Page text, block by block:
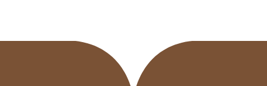
biệt an toàn cho trẻ nhỏ và người già.
– tăng sự thoải mái khi di chuyển